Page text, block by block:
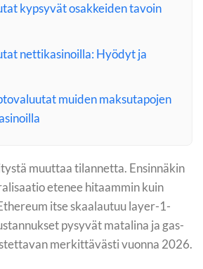
kypsyvät osakkeiden tavoin
nettikasinoilla: Hyödyt ja
muiden maksutapojen
muuttaa tilannetta. Ensinnäkin
etenee hitaammin kuin
itse skaalautuu layer-1-
pysyvät matalina ja gas-
merkittävästi vuonna 2026.